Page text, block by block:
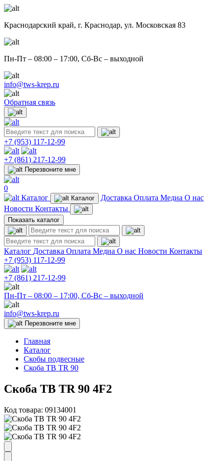
Краснодарский край, г. Краснодар, ул. Московская 83
Пн-Пт – 08:00 – 17:00, Сб-Вс – выходной
info@tws-krep.ru
Обратная связь
+7 (953) 117-12-99
+7 (861) 217-12-99
Перезвоните мне
0
Каталог
Каталог Доставка Оплата Медиа О нас
Новости Контакты
Показать каталог
Каталог Доставка Оплата Медиа О нас Новости Контакты
+7 (953) 117-12-99
+7 (861) 217-12-99
Пн-Пт – 08:00 – 17:00, Сб-Вс – выходной
info@tws-krep.ru
Перезвоните мне
Главная
Каталог
Скобы подвесные
Скоба TB TR 90
Скоба TB TR 90 4F2
Код товара: 09134001